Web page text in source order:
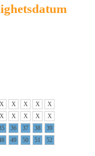
X X X X
X
X X X X
X
36 37 38
39
49 50 51
52